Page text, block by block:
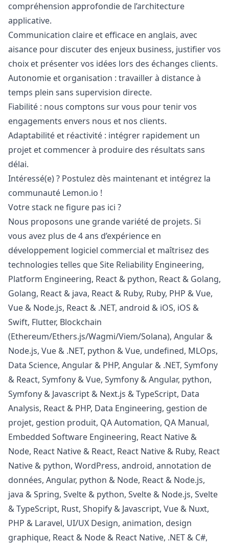
compréhension approfondie de l’architecture
applicative.
Communication claire et efficace en anglais, avec
aisance pour discuter des enjeux business, justifier vos
choix et présenter vos idées lors des échanges clients.
Autonomie et organisation : travailler à distance à
temps plein sans supervision directe.
Fiabilité : nous comptons sur vous pour tenir vos
engagements envers nous et nos clients.
Adaptabilité et réactivité : intégrer rapidement un
projet et commencer à produire des résultats sans
délai.
Intéressé(e) ? Postulez dès maintenant et intégrez la
communauté Lemon.io !
Votre stack ne figure pas ici ?
Nous proposons une grande variété de projets. Si
vous avez plus de 4 ans d’expérience en
développement logiciel commercial et maîtrisez des
technologies telles que Site Reliability Engineering,
Platform Engineering, React & python, React & Golang,
Golang, React & java, React & Ruby, Ruby, PHP & Vue,
Vue & Node.js, React & .NET, android & iOS, iOS &
Swift, Flutter, Blockchain
(Ethereum/Ethers.js/Wagmi/Viem/Solana), Angular &
Node.js, Vue & .NET, python & Vue, undefined, MLOps,
Data Science, Angular & PHP, Angular & .NET, Symfony
& React, Symfony & Vue, Symfony & Angular, python,
Symfony & Javascript & Next.js & TypeScript, Data
Analysis, React & PHP, Data Engineering, gestion de
projet, gestion produit, QAAutomation, QA Manual,
Embedded Software Engineering, React Native &
Node, React Native & React, React Native & Ruby, React
Native & python, WordPress, android, annotation de
données, Angular, python & Node, React & Node.js,
java & Spring, Svelte & python, Svelte & Node.js, Svelte
& TypeScript, Rust, Shopify & Javascript, Vue & Nuxt,
PHP & Laravel, UI/UX Design, animation, design
graphique, React & Node & React Native, .NET & C#,